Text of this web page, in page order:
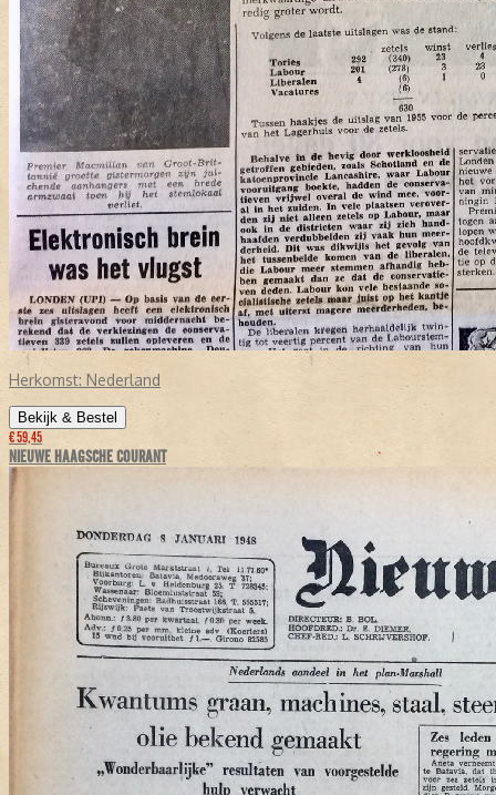
Herkomst: Nederland
Bekijk & Bestel
€ 59,45
NIEUWE HAAGSCHE COURANT